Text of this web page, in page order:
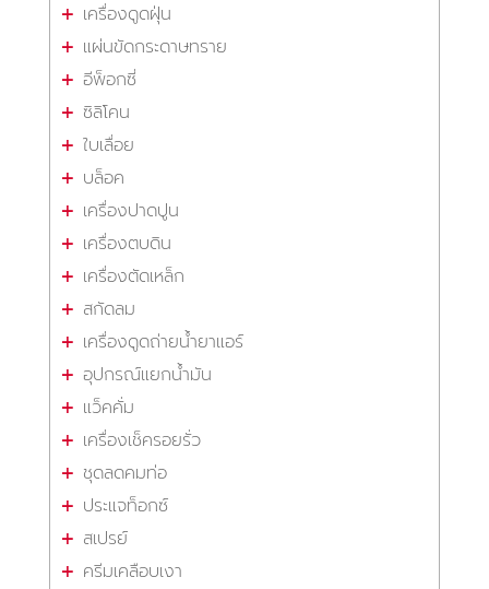
เครื่องดูดฝุ่น
แผ่นขัดกระดาษทราย
อีพ็อกซี่
ซิลิโคน
ใบเลื่อย
บล็อค
เครื่องปาดปูน
เครื่องตบดิน
เครื่องตัดเหล็ก
สกัดลม
เครื่องดูดถ่ายน้ำยาแอร์
อุปกรณ์แยกน้ำมัน
แว็คคั่ม
เครื่องเช็ครอยรั่ว
ชุดลดคมท่อ
ประแจท็อกซ์
สเปรย์
ครีมเคลือบเงา